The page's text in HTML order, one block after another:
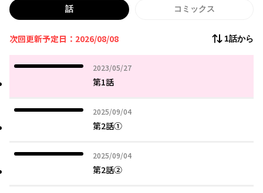
無料話増量中
話 無料話増量中
コミックス
次回更新予定日：2026/08/08 1話から
2023/05/27
2023年05月27日
第1話
2025/09/04
2025年09月04日
第2話①
2025/09/04
2025年09月04日
第2話②